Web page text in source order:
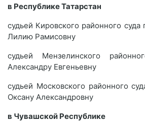
в Республике Татарстан
судьей Кировского районного суда
Лилию Рамисовну
судьей Мензелинского
Александру Евгеньевну
судьей Московского районного
Оксану Александровну
в Чувашской Республике